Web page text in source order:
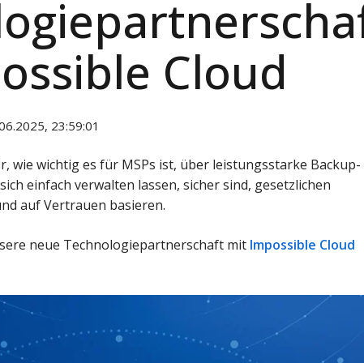
Cloud
23:59:01
wie wichtig es für MSPs ist, über leistungsstarke Backup-
einfach verwalten lassen, sicher sind, gesetzlichen
auf Vertrauen basieren.
neue Technologiepartnerschaft mit Impossible Cloud